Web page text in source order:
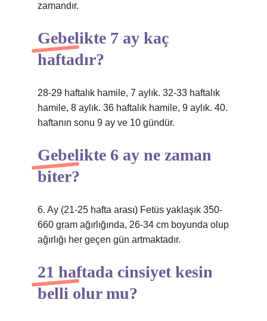
zamandır.
Gebelikte 7 ay kaç
haftadır?
28-29 haftalık hamile, 7 aylık. 32-33 haftalık
hamile, 8 aylık. 36 haftalık hamile, 9 aylık. 40.
haftanın sonu 9 ay ve 10 gündür.
Gebelikte 6 ay ne zaman
biter?
6. Ay (21-25 hafta arası) Fetüs yaklaşık 350-
660 gram ağırlığında, 26-34 cm boyunda olup
ağırlığı her geçen gün artmaktadır.
21 haftada cinsiyet kesin
belli olur mu?